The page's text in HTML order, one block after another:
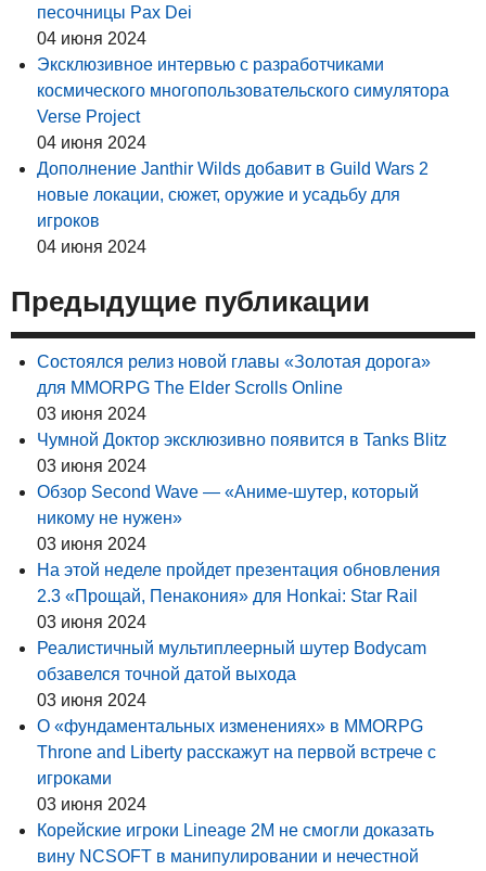
песочницы Pax Dei
04 июня 2024
Эксклюзивное интервью с разработчиками
космического многопользовательского симулятора
Verse Project
04 июня 2024
Дополнение Janthir Wilds добавит в Guild Wars 2
новые локации, сюжет, оружие и усадьбу для
игроков
04 июня 2024
Предыдущие публикации
Состоялся релиз новой главы «Золотая дорога»
для MMORPG The Elder Scrolls Online
03 июня 2024
Чумной Доктор эксклюзивно появится в Tanks Blitz
03 июня 2024
Обзор Second Wave — «Аниме-шутер, который
никому не нужен»
03 июня 2024
На этой неделе пройдет презентация обновления
2.3 «Прощай, Пенакония» для Honkai: Star Rail
03 июня 2024
Реалистичный мультиплеерный шутер Bodycam
обзавелся точной датой выхода
03 июня 2024
О «фундаментальных изменениях» в MMORPG
Throne and Liberty расскажут на первой встрече с
игроками
03 июня 2024
Корейские игроки Lineage 2M не смогли доказать
вину NCSOFT в манипулировании и нечестной